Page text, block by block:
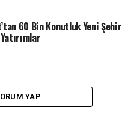
veren yeni adım!
TOKİ projesi konut
60 Bin Konutluk Yeni Şehir
YAP